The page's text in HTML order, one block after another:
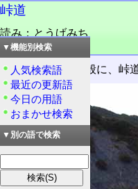
峠道
読み：とうげみち
品詞：名詞
峠 のある道。一般に、峠
▼機能別検索
人気検索語
最近の更新語
今日の用語
おまかせ検索
▼別の語で検索